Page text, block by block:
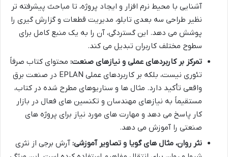
آشنایی با محیط نرم افزار و ایجاد پروژه، تا مباحث پیشرفته تر
نظیر طراحی سه بعدی تابلو، مدیریت قطعات و گزارش گیری را
پوشش می دهد. این گستردگی، آن را به یک منبع کامل برای
سطوح مختلف کاربران تبدیل می کند.
تمرکز بر کاربردهای عملی و نیازهای صنعت: محتوای کتاب صرفاً
تئوری نیست، بلکه بر کاربردهای عملی EPLAN در صنعت برق
واقعی تأکید دارد. مثال ها و سناریوهای مطرح شده در کتاب،
مستقیماً به نیازهای مهندسان و تکنسین های فعال در بازار
کار پاسخ می دهد و مهارت های مورد نیاز برای پروژه های
صنعتی را آموزش می دهد.
نثر روان، مثال های گویا و تصاویر آموزشی: آرش برجی از نثری